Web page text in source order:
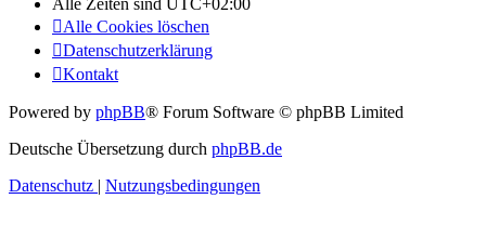
Alle Zeiten sind UTC+02:00
Alle Cookies löschen
Datenschutzerklärung
Kontakt
Powered by phpBB® Forum Software © phpBB Limited
Deutsche Übersetzung durch phpBB.de
Datenschutz | Nutzungsbedingungen